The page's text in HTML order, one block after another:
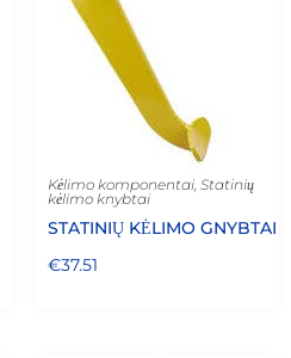
Kėlimo komponentai, Statinių
kėlimo knybtai
STATINIŲ KĖLIMO GNYBTAI
€37.51